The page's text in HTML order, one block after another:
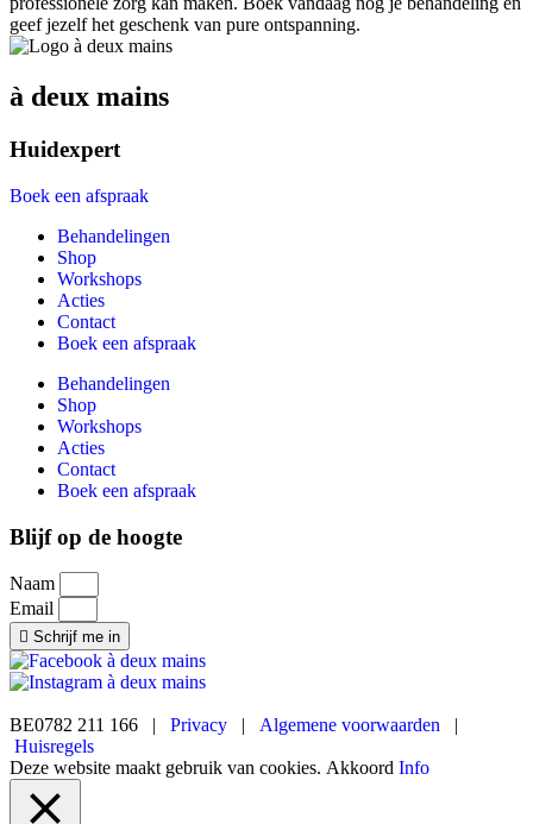
geef jezelf het geschenk van pure ontspanning.
à deux mains
Huidexpert
Boek een afspraak
Behandelingen
Shop
Workshops
Acties
Contact
Boek een afspraak
Behandelingen
Shop
Workshops
Acties
Contact
Boek een afspraak
Blijf op de hoogte
Naam
Email
Schrijf me in
BE0782 211 166 | Privacy | Algemene voorwaarden |
Huisregels
Deze website maakt gebruik van cookies. Akkoord Info